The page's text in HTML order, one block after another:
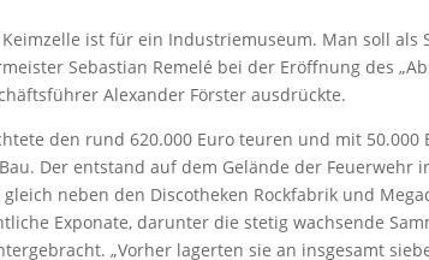
ist für ein Industriemuseum. Man soll als
Sebastian Remelé bei der Eröffnung des
Alexander Förster ausdrückte.
den rund 620.000 Euro teuren und mit 50.000
Der entstand auf dem Gelände der Feuerwehr
neben den Discotheken Rockfabrik und
Exponate, darunter die stetig wachsende
„Vorher lagerten sie an insgesamt